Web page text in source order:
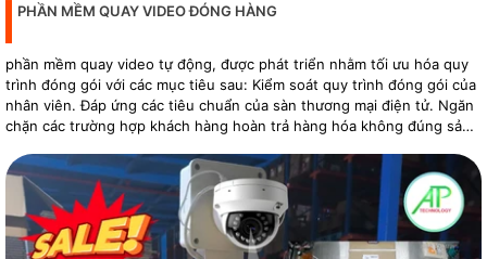
PHẦN MỀM QUAY VIDEO ĐÓNG HÀNG
phần mềm quay video tự động, được phát triển nhằm tối ưu hóa quy
trình đóng gói với các mục tiêu sau: Kiểm soát quy trình đóng gói của
nhân viên. Đáp ứng các tiêu chuẩn của sàn thương mại điện tử. Ngăn
chặn các trường hợp khách hàng hoàn trả hàng hóa không đúng sản